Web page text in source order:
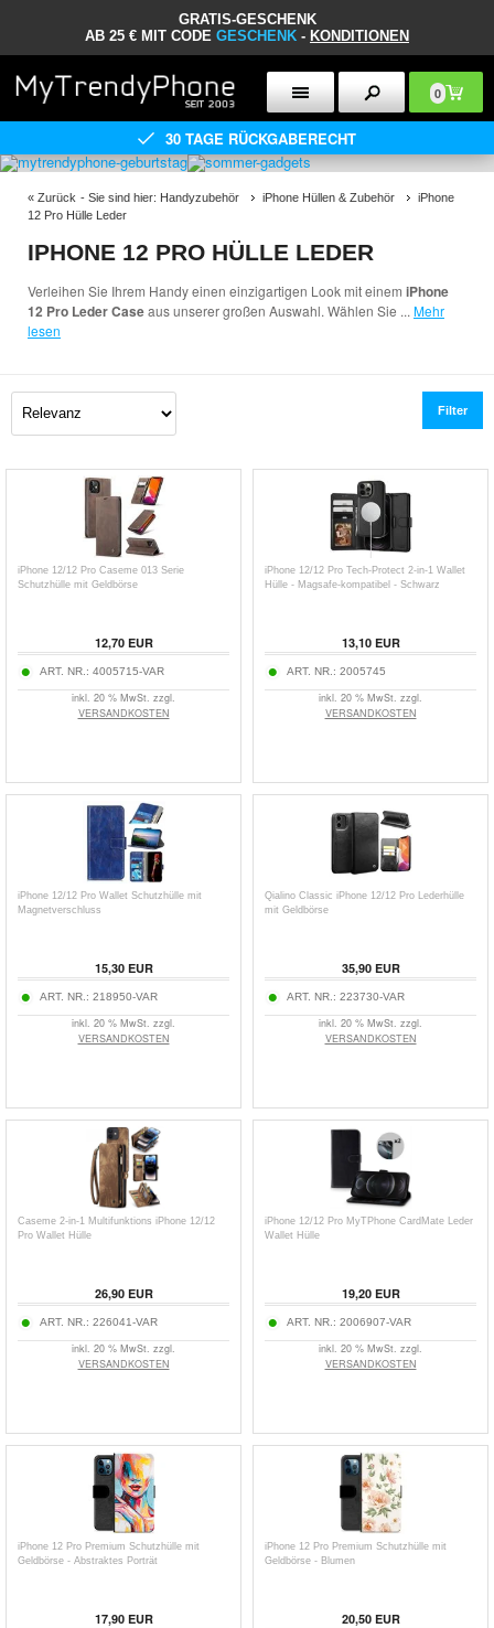
GRATIS-GESCHENK
AB 25 € MIT CODE GESCHENK - KONDITIONEN
0
30 TAGE RÜCKGABERECHT
« Zurück - Sie sind hier: Handyzubehör iPhone Hüllen & Zubehör
iPhone
12 Pro Hülle Leder
IPHONE 12 PRO HÜLLE LEDER
Verleihen Sie Ihrem Handy einen einzigartigen Look mit einem iPhone
12 Pro Leder Caseaus unserer großen Auswahl. Wählen Sie ... Mehr
lesen
Filter
iPhone 12/12 Pro Caseme 013 Serie
Schutzhülle mit Geldbörse
12,70EUR
ART. NR.: 4005715-VAR
inkl. 20 % MwSt. zzgl.
VERSANDKOSTEN
iPhone 12/12 Pro Tech-Protect 2-in-1 Wallet
Hülle - Magsafe-kompatibel - Schwarz
13,10EUR
ART. NR.: 2005745
inkl. 20 % MwSt. zzgl.
VERSANDKOSTEN
iPhone 12/12 Pro Wallet Schutzhülle mit
Magnetverschluss
15,30EUR
ART. NR.: 218950-VAR
inkl. 20 % MwSt. zzgl.
VERSANDKOSTEN
Qialino Classic iPhone 12/12 Pro Lederhülle
mit Geldbörse
35,90EUR
ART. NR.: 223730-VAR
inkl. 20 % MwSt. zzgl.
VERSANDKOSTEN
Caseme 2-in-1 Multifunktions iPhone 12/12
Pro Wallet Hülle
26,90EUR
ART. NR.: 226041-VAR
inkl. 20 % MwSt. zzgl.
VERSANDKOSTEN
iPhone 12/12 Pro MyTPhone CardMate Leder
Wallet Hülle
19,20EUR
ART. NR.: 2006907-VAR
inkl. 20 % MwSt. zzgl.
VERSANDKOSTEN
iPhone 12 Pro Premium Schutzhülle mit
Geldbörse - Abstraktes Porträt
17,90EUR
iPhone 12 Pro Premium Schutzhülle mit
Geldbörse - Blumen
20,50EUR